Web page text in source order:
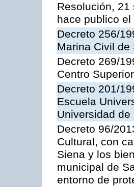
Resolución,
hace publico
Decreto 256/
Marina Civil de
Decreto 269/
Centro
Decreto 201/
Escuela
Universidad de
Decreto 96/
Cultural, con
Siena y los
municipal de
entorno de